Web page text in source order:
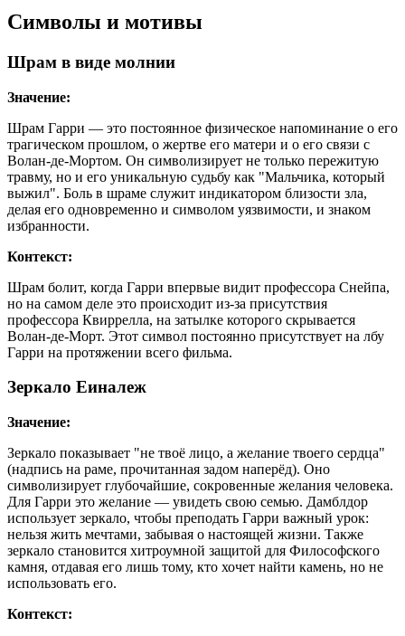
Символы и мотивы
Шрам в виде молнии
Значение:
Шрам Гарри — это постоянное физическое напоминание о его
трагическом прошлом, о жертве его матери и о его связи с
Волан-де-Мортом. Он символизирует не только пережитую
травму, но и его уникальную судьбу как "Мальчика, который
выжил". Боль в шраме служит индикатором близости зла,
делая его одновременно и символом уязвимости, и знаком
избранности.
Контекст:
Шрам болит, когда Гарри впервые видит профессора Снейпа,
но на самом деле это происходит из-за присутствия
профессора Квиррелла, на затылке которого скрывается
Волан-де-Морт. Этот символ постоянно присутствует на лбу
Гарри на протяжении всего фильма.
Зеркало Еиналеж
Значение:
Зеркало показывает "не твоё лицо, а желание твоего сердца"
(надпись на раме, прочитанная задом наперёд). Оно
символизирует глубочайшие, сокровенные желания человека.
Для Гарри это желание — увидеть свою семью. Дамблдор
использует зеркало, чтобы преподать Гарри важный урок:
нельзя жить мечтами, забывая о настоящей жизни. Также
зеркало становится хитроумной защитой для Философского
камня, отдавая его лишь тому, кто хочет найти камень, но не
использовать его.
Контекст: